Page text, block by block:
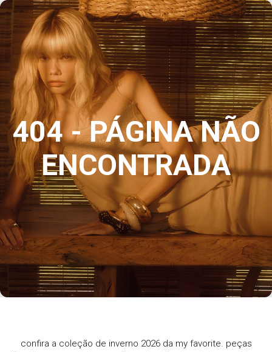
404 - PÁGINA NÃO
ENCONTRADA
confira a coleção de inverno 2026 da my favorite. peças